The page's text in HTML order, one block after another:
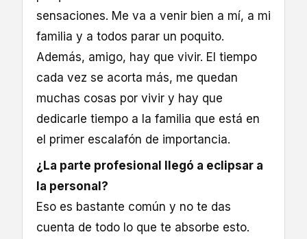
sensaciones. Me va a venir bien a mí, a mi
familia y a todos parar un poquito.
Además, amigo, hay que vivir. El tiempo
cada vez se acorta más, me quedan
muchas cosas por vivir y hay que
dedicarle tiempo a la familia que está en
el primer escalafón de importancia.
¿La parte profesional llegó a eclipsar a
la personal?
Eso es bastante común y no te das
cuenta de todo lo que te absorbe esto.